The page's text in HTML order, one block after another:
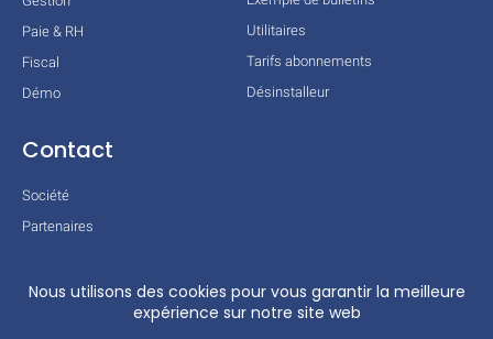
Paie & RH
Fiscal
Démo
Utilitaires
Tarifs abonnements
Désinstalleur
Contact
Société
Partenaires
Mentions légales
Conditions générales